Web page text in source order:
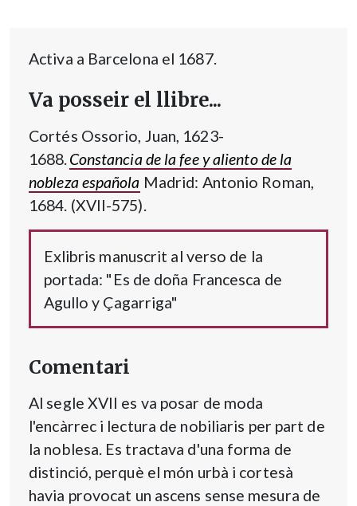
Activa a Barcelona el 1687.
Va posseir el llibre...
Cortés Ossorio, Juan, 1623-
1688.Constancia de la fee y aliento de la
nobleza española Madrid: Antonio Roman,
1684. (XVII-575).
Exlibris manuscrit al verso de la
portada: "Es de doña Francesca de
Agullo y Çagarriga"
Comentari
Al segle XVII es va posar de moda
l'encàrrec i lectura de nobiliaris per part de
la noblesa. Es tractava d'una forma de
distinció, perquè el món urbà i cortesà
havia provocat un ascens sense mesura de